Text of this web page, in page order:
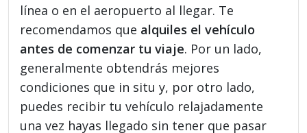
línea o en el aeropuerto al llegar. Te
recomendamos que alquiles el vehículo
antes de comenzar tu viaje. Por un lado,
generalmente obtendrás mejores
condiciones que in situ y, por otro lado,
puedes recibir tu vehículo relajadamente
una vez hayas llegado sin tener que pasar